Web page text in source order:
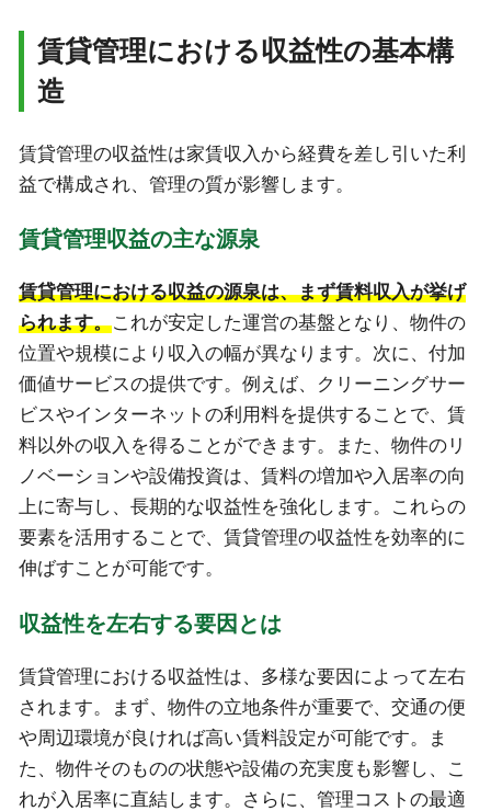
賃貸管理における収益性の基本構
造
賃貸管理の収益性は家賃収入から経費を差し引いた利
益で構成され、管理の質が影響します。
賃貸管理収益の主な源泉
賃貸管理における収益の源泉は、まず賃料収入が挙げ
られます。これが安定した運営の基盤となり、物件の
位置や規模により収入の幅が異なります。次に、付加
価値サービスの提供です。例えば、クリーニングサー
ビスやインターネットの利用料を提供することで、賃
料以外の収入を得ることができます。また、物件のリ
ノベーションや設備投資は、賃料の増加や入居率の向
上に寄与し、長期的な収益性を強化します。これらの
要素を活用することで、賃貸管理の収益性を効率的に
伸ばすことが可能です。
収益性を左右する要因とは
賃貸管理における収益性は、多様な要因によって左右
されます。まず、物件の立地条件が重要で、交通の便
や周辺環境が良ければ高い賃料設定が可能です。ま
た、物件そのものの状態や設備の充実度も影響し、こ
れが入居率に直結します。さらに、管理コストの最適